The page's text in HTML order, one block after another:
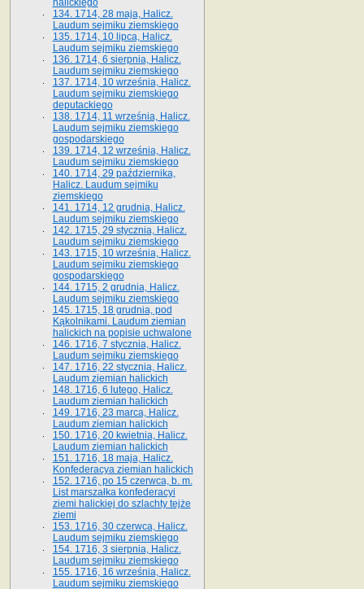
halickiego
134. 1714, 28 maja, Halicz.
Laudum sejmiku ziemskiego
135. 1714, 10 lipca, Halicz.
Laudum sejmiku ziemskiego
136. 1714, 6 sierpnia, Halicz.
Laudum sejmiku ziemskiego
137. 1714, 10 września, Halicz.
Laudum sejmiku ziemskiego
deputackiego
138. 1714, 11 września, Halicz.
Laudum sejmiku ziemskiego
gospodarskiego
139. 1714, 12 września, Halicz.
Laudum sejmiku ziemskiego
140. 1714, 29 października,
Halicz. Laudum sejmiku
ziemskiego
141. 1714, 12 grudnia, Halicz.
Laudum sejmiku ziemskiego
142. 1715, 29 stycznia, Halicz.
Laudum sejmiku ziemskiego
143. 1715, 10 września, Halicz.
Laudum sejmiku ziemskiego
gospodarskiego
144. 1715, 2 grudnia, Halicz.
Laudum sejmiku ziemskiego
145. 1715, 18 grudnia, pod
Kąkolnikami. Laudum ziemian
halickich na popisie uchwalone
146. 1716, 7 stycznia, Halicz.
Laudum sejmiku ziemskiego
147. 1716, 22 stycznia, Halicz.
Laudum ziemian halickich
148. 1716, 6 lutego, Halicz.
Laudum ziemian halickich
149. 1716, 23 marca, Halicz.
Laudum ziemian halickich
150. 1716, 20 kwietnia, Halicz.
Laudum ziemian halickich
151. 1716, 18 maja, Halicz.
Konfederacya ziemian halickich
152. 1716, po 15 czerwca, b. m.
List marszałka konfederacyi
ziemi halickiej do szlachty tejże
ziemi
153. 1716, 30 czerwca, Halicz.
Laudum sejmiku ziemskiego
154. 1716, 3 sierpnia, Halicz.
Laudum sejmiku ziemskiego
155. 1716, 16 września, Halicz.
Laudum sejmiku ziemskiego